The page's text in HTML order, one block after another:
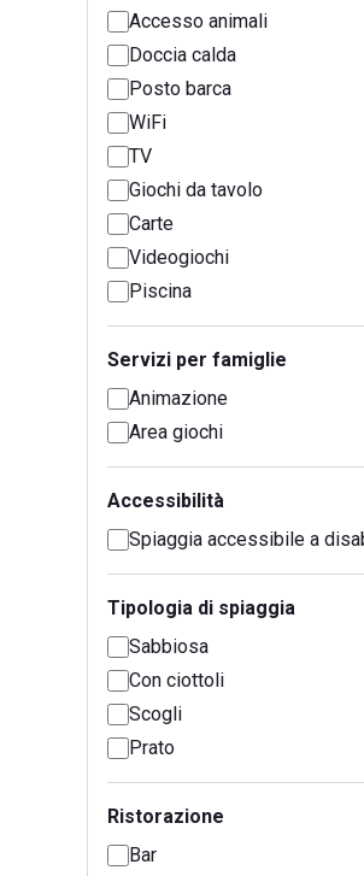
Accesso animali
Doccia calda
Posto barca
WiFi
TV
Giochi da tavolo
Carte
Videogiochi
Piscina
Servizi per famiglie
Animazione
Area giochi
Accessibilità
Spiaggia accessibile a
Tipologia di spiaggia
Sabbiosa
Con ciottoli
Scogli
Prato
Ristorazione
Bar